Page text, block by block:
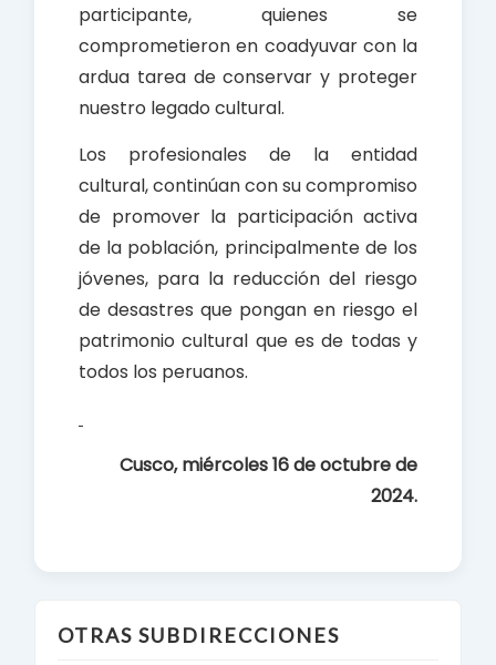
participante, quienes se
comprometieron en coadyuvar con la
ardua tarea de conservar y proteger
nuestro legado cultural.
Los profesionales de la entidad
cultural, continúan con su compromiso
de promover la participación activa
de la población, principalmente de los
jóvenes, para la reducción del riesgo
de desastres que pongan en riesgo el
patrimonio cultural que es de todas y
todos los peruanos.
Cusco, miércoles 16 de octubre de
2024.
OTRAS SUBDIRECCIONES